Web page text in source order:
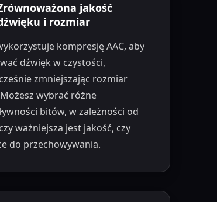
jakość
i rozmiar
kompresję AAC, aby
dźwięk w czystości,
zmniejszając rozmiar
wybrać różne
bitów, w zależności od
ważniejsza jest jakość, czy
do przechowywania.